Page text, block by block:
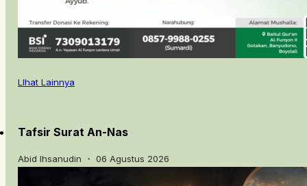
LIhat Lainnya
Tafsir Surat An-Nas
Abid Ihsanudin ・ 06 Agustus 2026